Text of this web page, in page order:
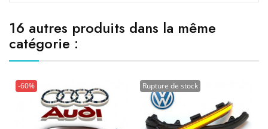
16 autres produits dans la même
catégorie :
-60% Rupture de stock